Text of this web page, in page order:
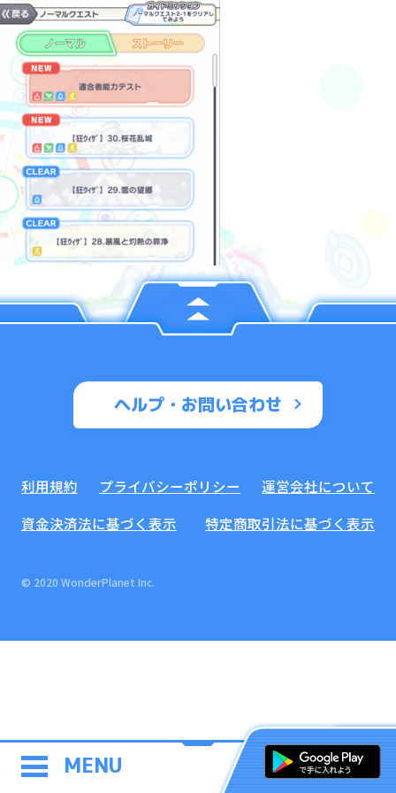
MENU
ヘルプ・お問い合わせ
利用規約 プライバシーポリシー
運営会社について
資金決済法に基づく表示
特定商取引法に基づく表示
© 2020 WonderPlanet Inc.